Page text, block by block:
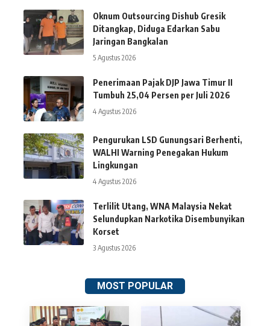
Oknum Outsourcing Dishub Gresik
Ditangkap, Diduga Edarkan Sabu
Jaringan Bangkalan
5 Agustus 2026
Penerimaan Pajak DJP Jawa Timur II
Tumbuh 25,04 Persen per Juli 2026
4 Agustus 2026
Pengurukan LSD Gunungsari Berhenti,
WALHI Warning Penegakan Hukum
Lingkungan
4 Agustus 2026
Terlilit Utang, WNA Malaysia Nekat
Selundupkan Narkotika Disembunyikan
Korset
3 Agustus 2026
MOST POPULAR